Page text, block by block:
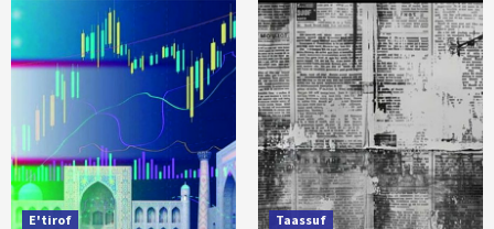
E'tirof Taassuf